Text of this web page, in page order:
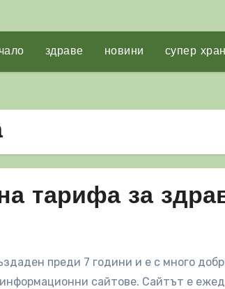
здраве новини супер
тарифа за
преди 7 години и е с много
сайтове. Сайтът е